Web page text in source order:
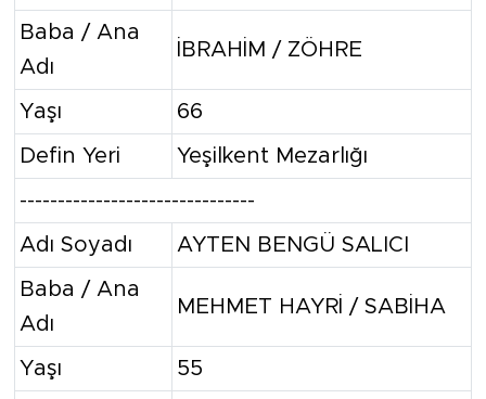
Baba / Ana
Adı
İBRAHİM / ZÖHRE
Yaşı 66
Defin Yeri Yeşilkent Mezarlığı
-------------------------------
Adı Soyadı AYTEN BENGÜ SALICI
Baba / Ana
Adı
MEHMET HAYRİ / SABİHA
Yaşı 55